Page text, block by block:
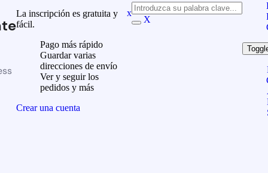
La inscripción es gratuita y
fácil.
Pago más rápido
Guardar varias
direcciones de envío
Ver y seguir los
pedidos y más
Crear una cuenta
x
X